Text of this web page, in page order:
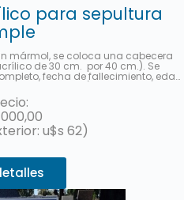
para sepultura
mármol, se coloca una cabecera
de 30 cm. por 40 cm.). Se
fecha de fallecimiento, edad
vez finalizado el trabajo. Hasta 3
con MercadoPago.
u$s 62)